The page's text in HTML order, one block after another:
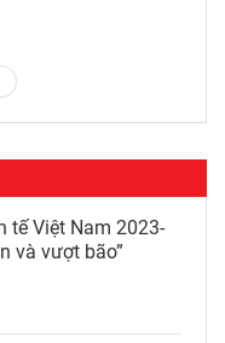
tế Việt Nam 2023-
và vượt bão”